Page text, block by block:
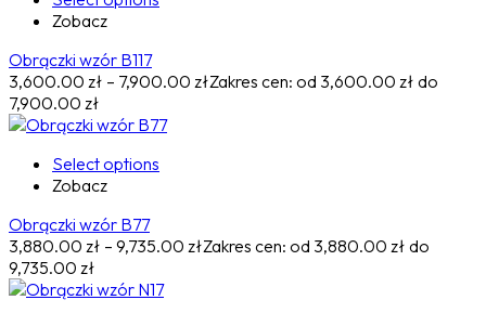
Zobacz
Obrączki wzór B117
3,600.00 zł – 7,900.00 złZakres cen: od 3,600.00 zł do
7,900.00 zł
Select options
Zobacz
Obrączki wzór B77
3,880.00 zł – 9,735.00 złZakres cen: od 3,880.00 zł do
9,735.00 zł